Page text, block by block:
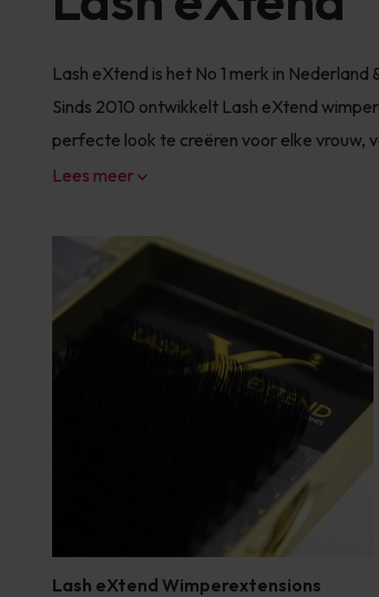
Lash eXtend is het No 1 merk in
Sinds 2010 ontwikkelt Lash eXtend
perfecte look te creëren voor elke vrouw,
Lees meer
Lash eXtend Wimperextensions